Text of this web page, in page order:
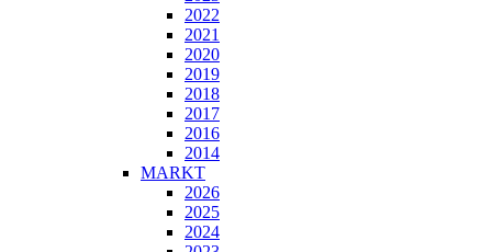
2022
2021
2020
2019
2018
2017
2016
2014
MARKT
2026
2025
2024